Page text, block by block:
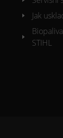
Jak
STIHL